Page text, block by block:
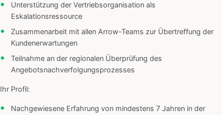
Unterstützung der Vertriebsorganisation als
Eskalationsressource
Zusammenarbeit mit allen Arrow-Teams zur Übertreffung der
Kundenerwartungen
Teilnahme an der regionalen Überprüfung des
Angebotsnachverfolgungsprozesses
Ihr Profil:
Nachgewiesene Erfahrung von mindestens 7 Jahren in der